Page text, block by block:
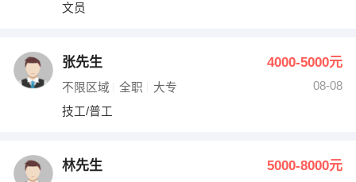
编辑 法律
其他职位
文员
张先生 4000-5000元
不限区域 全职 大专
08-08
技工/普工
林先生 5000-8000元